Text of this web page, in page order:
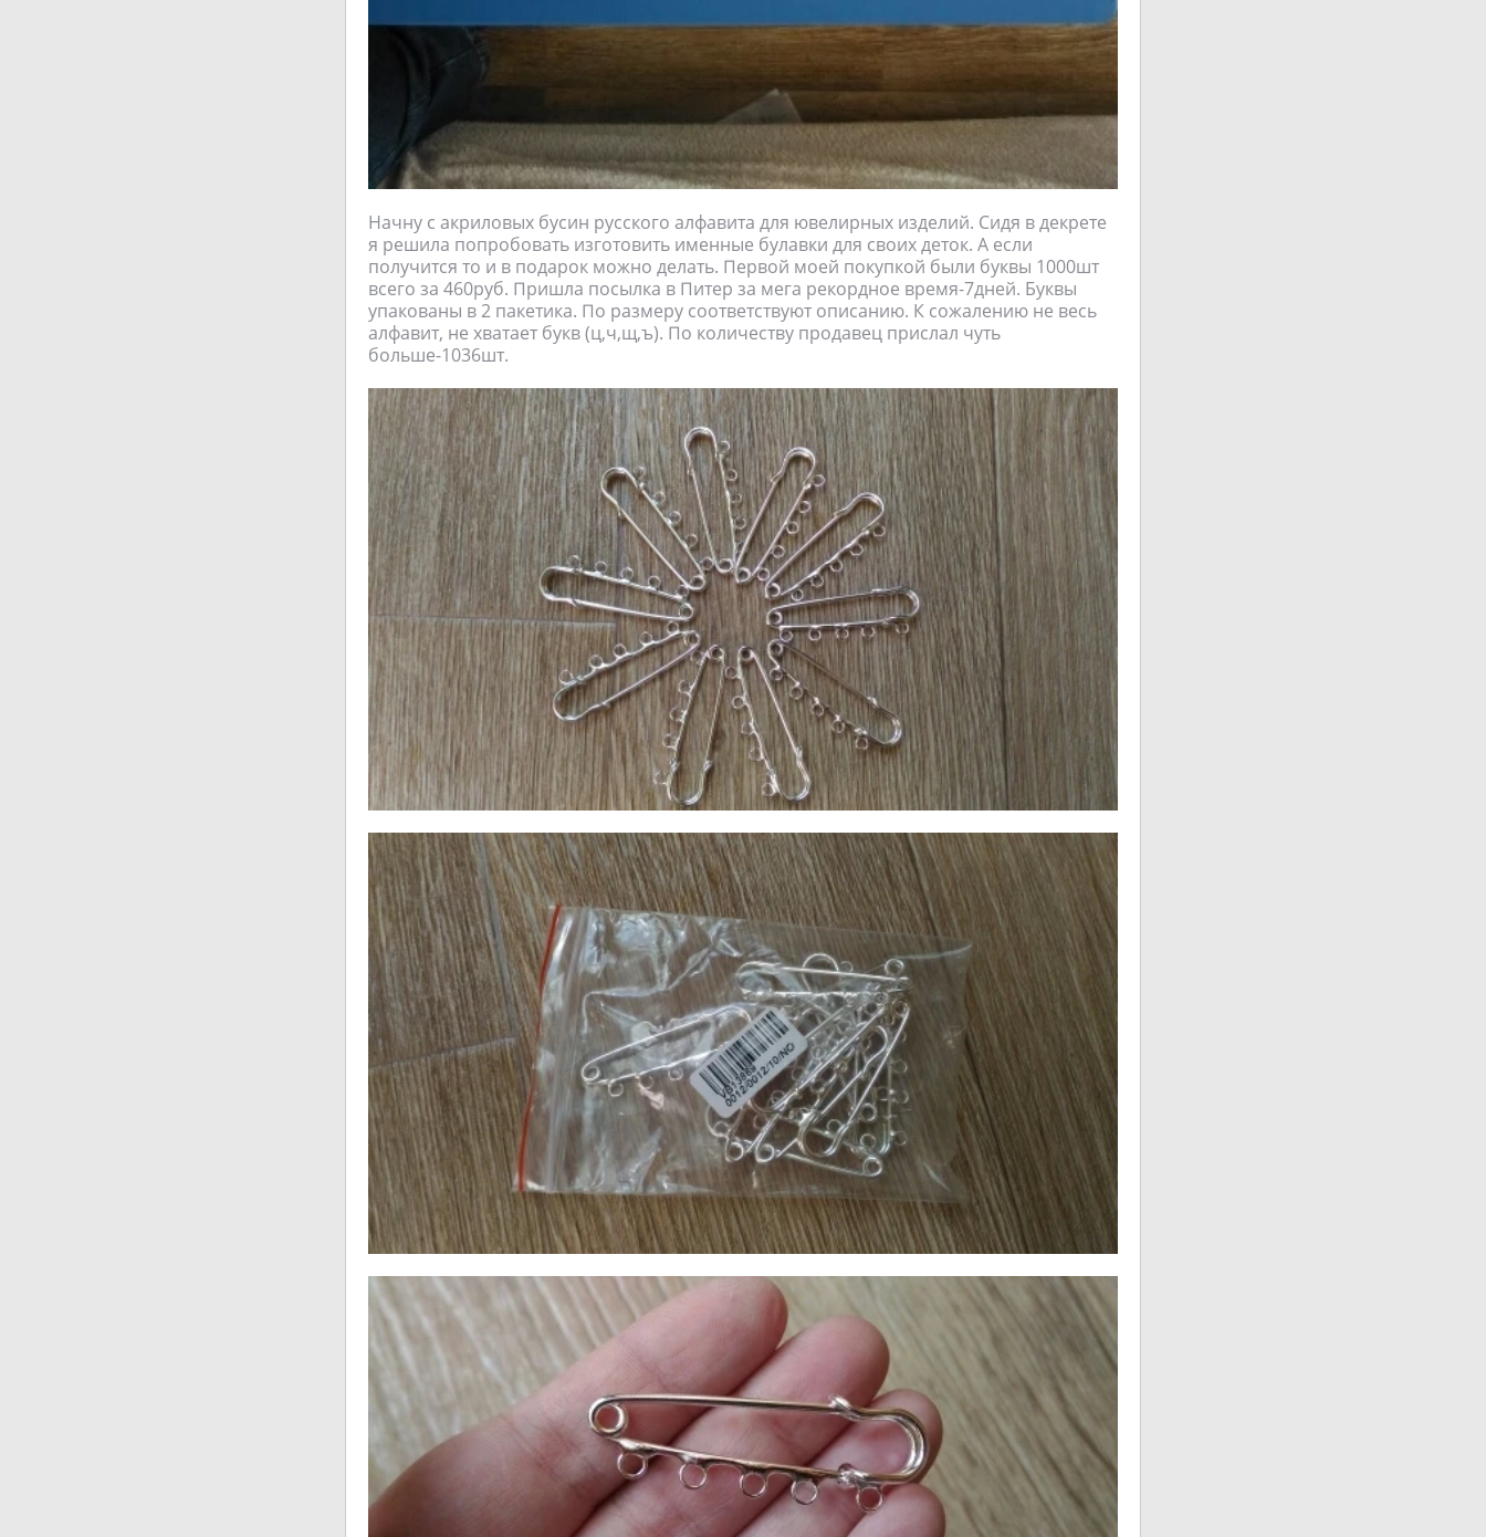
Начну с акриловых бусин русского алфавита для ювелирных изделий. Сидя в декрете
я решила попробовать изготовить именные булавки для своих деток. А если
получится то и в подарок можно делать. Первой моей покупкой были буквы 1000шт
всего за 460руб. Пришла посылка в Питер за мега рекордное время-7дней. Буквы
упакованы в 2 пакетика. По размеру соответствуют описанию. К сожалению не весь
алфавит, не хватает букв (ц,ч,щ,ъ). По количеству продавец прислал чуть
больше-1036шт.